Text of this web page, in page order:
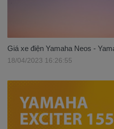
Giá xe điện Yamaha Neos -
18/04/2023 16:26:55